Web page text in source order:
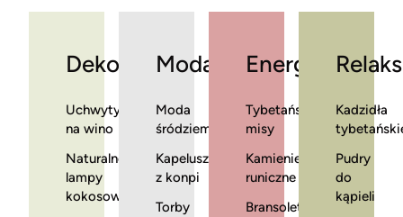
Dekoracje
Uchwyty
na wino
Naturalne
lampy
kokosowe
Moda
Moda
śródziemnomorska
Kapelusze
z konpi
Torby
Energia
Tybetańskie
misy
Kamienie
runiczne
Bransoletki
Relaks
Kadzidła
Pudry
do
kąpieli